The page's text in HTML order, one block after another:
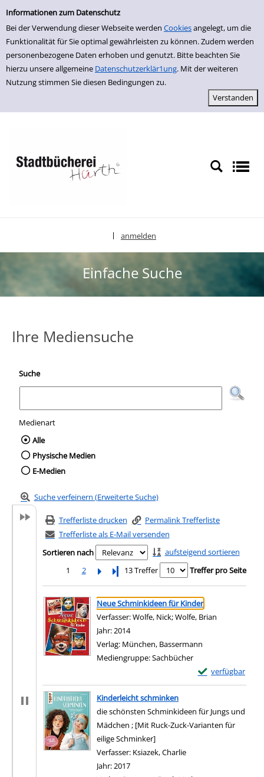
Einfache Suche
Informationen zum Datenschutz
Bei der Verwendung dieser Webseite werden Cookiesangelegt, um die
Funktionalität für Sie optimal gewährleisten zu können. Zudem werden
personenbezogene Daten erhoben und genutzt. Bitte beachten Sie
hierzu unsere allgemeine Datenschutzerklär1ung. Mit der weiteren
Nutzung stimmen Sie diesen Bedingungen zu.
zur Navigation springen
zum Inhalt springen
Zu den Suchfiltern springen
Zur Trefferliste springen
anmelden
Einfache Suche
Ihre Mediensuche
Suche
Medienart
Wählen Sie die Medienart nach der Sie
Alle
Physische Medien
E-Medien
Suche verfeinern (Erweiterte Suche)
Trefferliste drucken
Permalink Trefferliste
Trefferliste als E-Mail versenden
Sortieren nach
aufsteigend sortieren
1
2 Letzte Seite
13 Treffer Treffer pro Seite
Suchergebnis
Zu den Suchfiltern springen
Neue Schminkideen für Kinder
Verfasser:Wolfe, Nick;Wolfe, Brian
Jahr:2014
Verlag: München, Bassermann
Mediengruppe:Sachbücher
verfügbar
Exemplar-Details
Zum Download
Kinderleicht schminken
die schönsten Schminkideen für Jungs und
Mädchen ; [Mit Ruck-Zuck-Varianten für
eilige Schminker]
Verfasser: Ksiazek, Charlie
Jahr:2017